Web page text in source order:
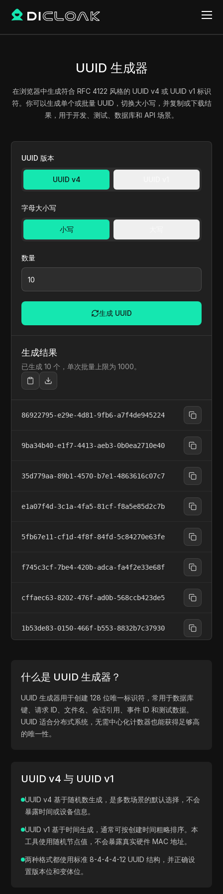
UUID 生成器
在浏览器中生成符合 RFC 4122 风格的 UUID v4 或 UUID v1 标识
符。你可以生成单个或批量 UUID，切换大小写，并复制或下载结
果，用于开发、测试、数据库和 API 场景。
UUID 版本
UUID v4
字母大小写
小写
数量
生成 UUID
生成结果
已生成 10 个，单次批量上限为 1000。
86922795-e29e-4d81-9fb6-a7f4de945224
9ba34b40-e1f7-4413-aeb3-0b0ea2710e40
35d779aa-89b1-4570-b7e1-4863616c07c7
e1a07f4d-3c1a-4fa5-81cf-f8a5e85d2c7b
5fb67e11-cf1d-4f8f-84fd-5c84270e63fe
f745c3cf-7be4-420b-adca-fa4f2e33e68f
cffaec63-8202-476f-ad0b-568ccb423de5
1b53de83-0150-466f-b553-8832b7c37930
什么是 UUID 生成器？
UUID 生成器用于创建 128 位唯一标识符，常用于数据库
键、请求 ID、文件名、会话引用、事件 ID 和测试数据。
UUID 适合分布式系统，无需中心化计数器也能获得足够高
的唯一性。
UUID v4 与 UUID v1
UUID v4 基于随机数生成，是多数场景的默认选择，不会
暴露时间或设备信息。
UUID v1 基于时间生成，通常可按创建时间粗略排序。本
工具使用随机节点值，不会暴露真实硬件 MAC 地址。
两种格式都使用标准 8-4-4-4-12 UUID 结构，并正确设
置版本位和变体位。